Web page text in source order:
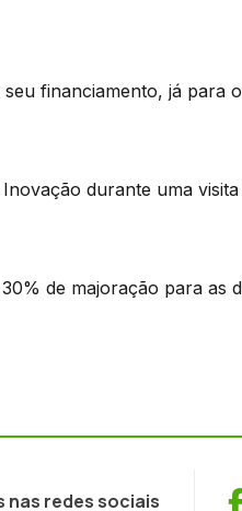
financiamento, já para
durante uma
de majoração para as
nas redes sociais